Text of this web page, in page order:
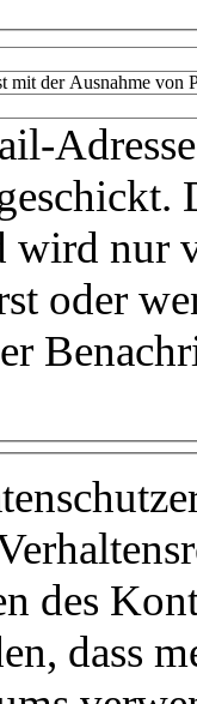
mit der Ausnahme von
nur
oder
des
dass